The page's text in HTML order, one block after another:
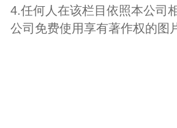
4.任何人在该栏目依照本公司
公司免费使用享有著作权的图